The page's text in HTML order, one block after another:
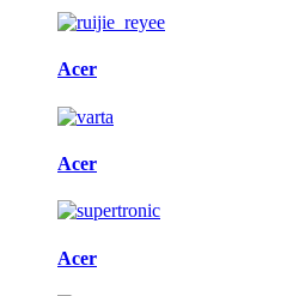
Acer
Acer
Acer